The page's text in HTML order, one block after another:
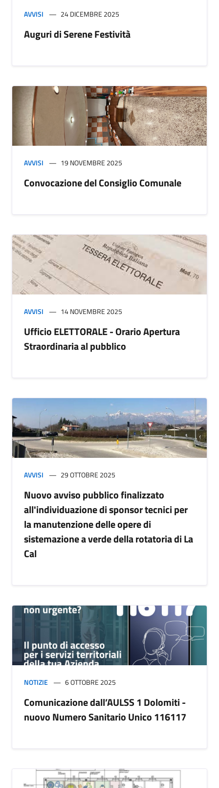
AVVISI 24 DICEMBRE 2025
Auguri di Serene Festività
AVVISI 19 NOVEMBRE 2025
Convocazione del Consiglio Comunale
AVVISI 14 NOVEMBRE 2025
Ufficio ELETTORALE - Orario Apertura
Straordinaria al pubblico
AVVISI 29 OTTOBRE 2025
Nuovo avviso pubblico finalizzato
all'individuazione di sponsor tecnici per
la manutenzione delle opere di
sistemazione a verde della rotatoria di La
Cal
NOTIZIE 6 OTTOBRE 2025
Comunicazione dall’AULSS 1 Dolomiti -
nuovo Numero Sanitario Unico 116117